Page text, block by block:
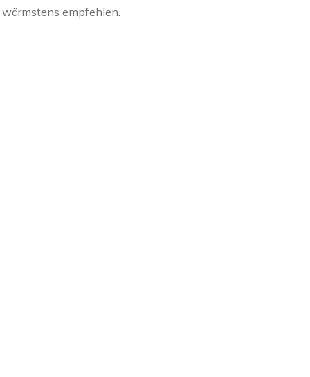
wärmstens empfehlen.